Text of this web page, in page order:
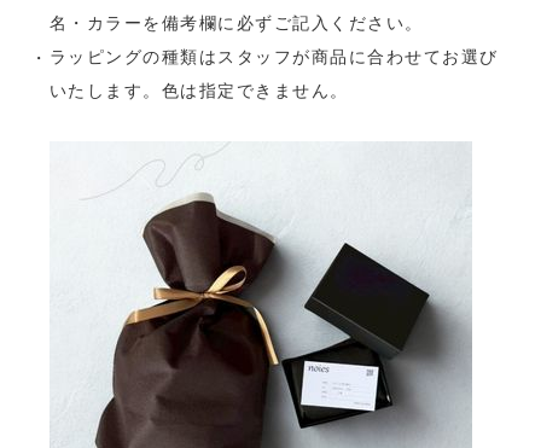
名・カラーを備考欄に必ずご記入ください。
ラッピングの種類はスタッフが商品に合わせてお選び
いたします。色は指定できません。